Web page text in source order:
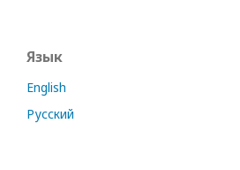
Язык
English
Русский